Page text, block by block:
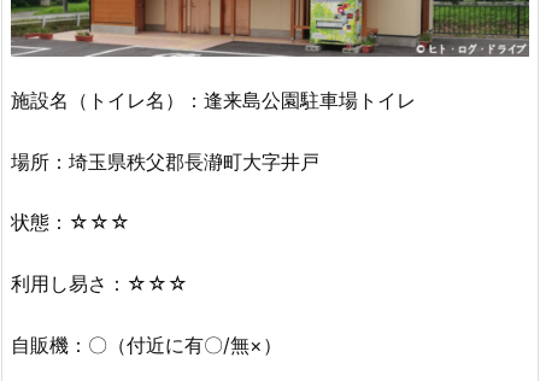
施設名（トイレ名）：逢来島公園駐車場トイレ
場所：埼玉県秩父郡長瀞町大字井戸
状態：☆☆☆
利用し易さ：☆☆☆
自販機：〇（付近に有〇/無×）